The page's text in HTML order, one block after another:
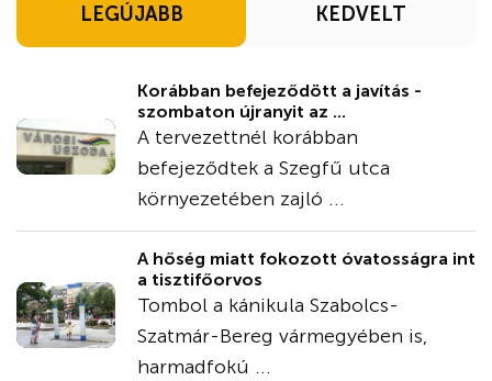
LEGÚJABB KEDVELT
Korábban befejeződött a javítás -
szombaton újranyit az ...
A tervezettnél korábban
befejeződtek a Szegfű utca
környezetében zajló ...
A hőség miatt fokozott óvatosságra int
a tisztifőorvos
Tombol a kánikula Szabolcs-
Szatmár-Bereg vármegyében is,
harmadfokú ...